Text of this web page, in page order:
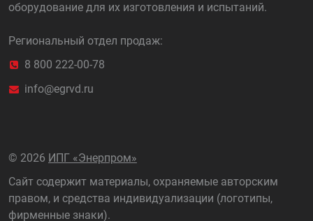
оборудование для их изготовления и испытаний.
Региональный отдел продаж:
8 800 222-00-78
info@egrvd.ru
© 2026 ИПГ «Энерпром»
Сайт содержит материалы, охраняемые авторским
правом, и средства индивидуализации (логотипы,
фирменные знаки).